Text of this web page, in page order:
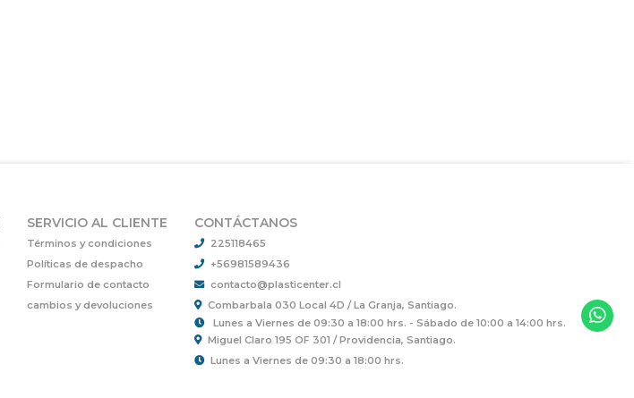
SERVICIO AL CLIENTE
Términos y condiciones
Políticas de despacho
Formulario de contacto
cambios y devoluciones
CONTÁCTANOS
225118465
+56981589436
contacto@plasticenter.cl
Combarbala 030 Local 4D / La Granja, Santiago.
Lunes a Viernes de 09:30 a 18:00 hrs. - Sábado de 10:00 a 14:00 hrs.
Miguel Claro 195 OF 301 / Providencia, Santiago.
Lunes a Viernes de 09:30 a 18:00 hrs.